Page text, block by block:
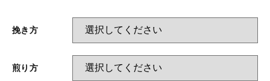
挽き方
煎り方